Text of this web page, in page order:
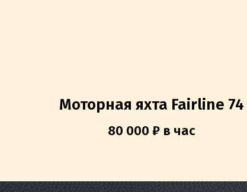
Моторная яхта Fairline 74
80 000 ₽ в час